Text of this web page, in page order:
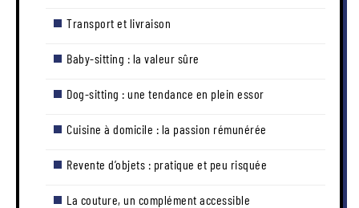
Transport et livraison
Baby-sitting : la valeur sûre
Dog-sitting : une tendance en plein essor
Cuisine à domicile : la passion rémunérée
Revente d’objets : pratique et peu risquée
La couture, un complément accessible